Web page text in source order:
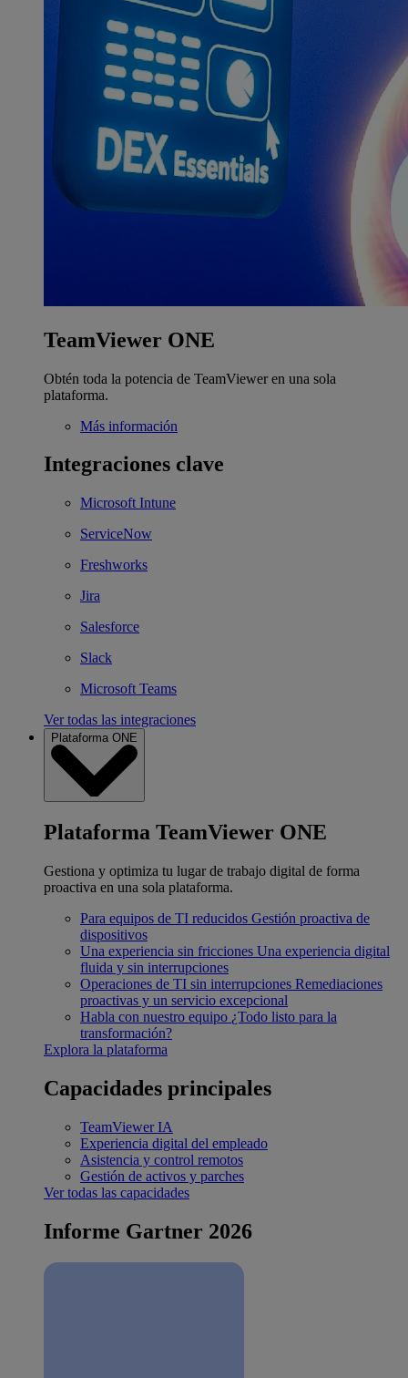
TeamViewer ONE
Obtén toda la potencia de TeamViewer en una sola
plataforma.
Más información
Integraciones clave
Microsoft Intune
ServiceNow
Freshworks
Jira
Salesforce
Slack
Microsoft Teams
Ver todas las integraciones
Plataforma ONE
Plataforma TeamViewer ONE
Gestiona y optimiza tu lugar de trabajo digital de forma
proactiva en una sola plataforma.
Para equipos de TI reducidos Gestión proactiva de
dispositivos
Una experiencia sin fricciones Una experiencia digital
fluida y sin interrupciones
Operaciones de TI sin interrupciones Remediaciones
proactivas y un servicio excepcional
Habla con nuestro equipo ¿Todo listo para la
transformación?
Explora la plataforma
Capacidades principales
TeamViewer IA
Experiencia digital del empleado
Asistencia y control remotos
Gestión de activos y parches
Ver todas las capacidades
Informe Gartner 2026